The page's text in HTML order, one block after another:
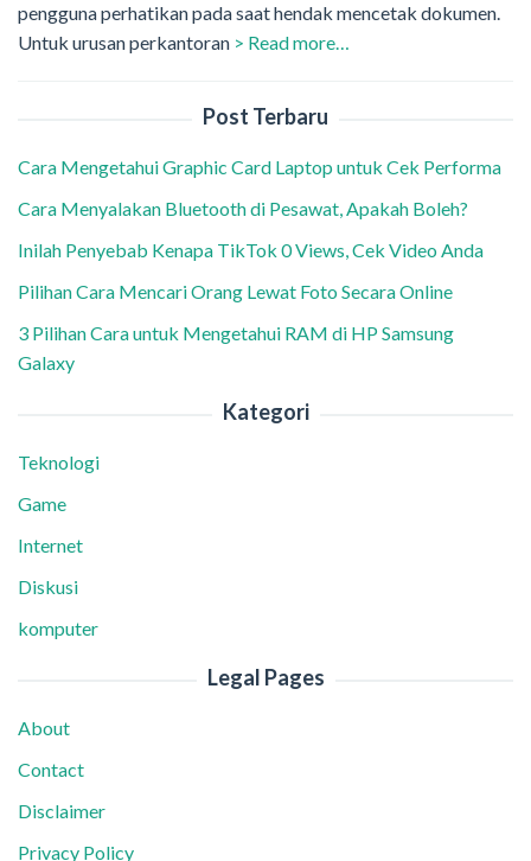
pengguna perhatikan pada saat hendak mencetak dokumen.
Untuk urusan perkantoran > Read more…
Post Terbaru
Cara Mengetahui Graphic Card Laptop untuk Cek Performa
Cara Menyalakan Bluetooth di Pesawat, Apakah Boleh?
Inilah Penyebab Kenapa TikTok 0 Views, Cek Video Anda
Pilihan Cara Mencari Orang Lewat Foto Secara Online
3 Pilihan Cara untuk Mengetahui RAM di HP Samsung
Galaxy
Kategori
Teknologi
Game
Internet
Diskusi
komputer
Legal Pages
About
Contact
Disclaimer
Privacy Policy